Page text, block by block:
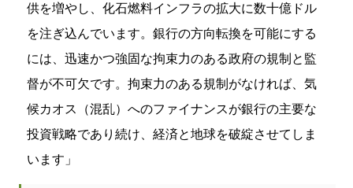
供を増やし、化石燃料インフラの拡大に数十億ドル
を注ぎ込んでいます。銀行の方向転換を可能にする
には、迅速かつ強固な拘束力のある政府の規制と監
督が不可欠です。拘束力のある規制がなければ、気
候カオス（混乱）へのファイナンスが銀行の主要な
投資戦略であり続け、経済と地球を破綻させてしま
います」